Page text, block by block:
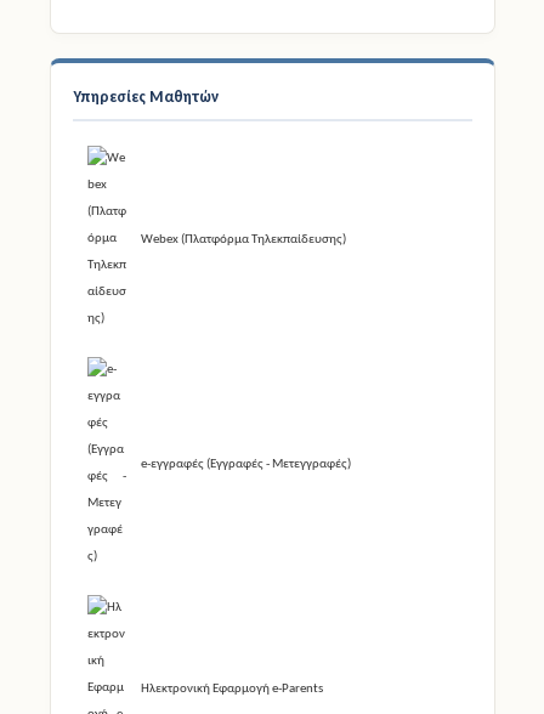
Υπηρεσίες Μαθητών
Webex (Πλατφόρμα Τηλεκπαίδευσης)
e-εγγραφές (Εγγραφές - Μετεγγραφές)
Ηλεκτρονική Εφαρμογή e-Parents